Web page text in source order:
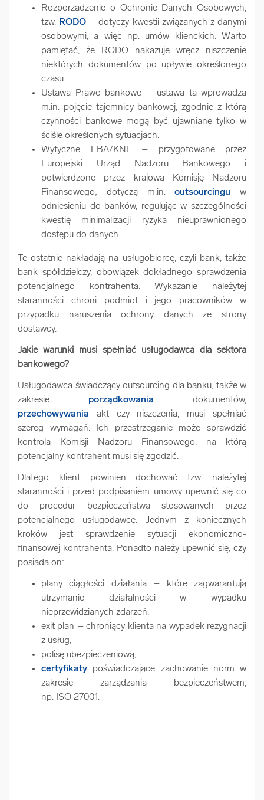
Rozporządzenie o Ochronie Danych Osobowych,
tzw. RODO – dotyczy kwestii związanych z danymi
osobowymi, a więc np. umów klienckich. Warto
pamiętać, że RODO nakazuje wręcz niszczenie
niektórych dokumentów po upływie określonego
czasu.
Ustawa Prawo bankowe – ustawa ta wprowadza
m.in. pojęcie tajemnicy bankowej, zgodnie z którą
czynności bankowe mogą być ujawniane tylko w
ściśle określonych sytuacjach.
Wytyczne EBA/KNF – przygotowane przez
Europejski Urząd Nadzoru Bankowego i
potwierdzone przez krajową Komisję Nadzoru
Finansowego; dotyczą m.in.outsourcingu w
odniesieniu do banków, regulując w szczególności
kwestię minimalizacji ryzyka nieuprawnionego
dostępu do danych.
Te ostatnie nakładają na usługobiorcę, czyli bank, także
bank spółdzielczy, obowiązek dokładnego sprawdzenia
potencjalnego kontrahenta. Wykazanie należytej
staranności chroni podmiot i jego pracowników w
przypadku naruszenia ochrony danych ze strony
dostawcy.
Jakie warunki musi spełniać usługodawca dla sektora
bankowego?
Usługodawca świadczący outsourcing dla banku, także w
zakresie porządkowania dokumentów,
przechowywania akt czy niszczenia, musi spełniać
szereg wymagań. Ich przestrzeganie może sprawdzić
kontrola Komisji Nadzoru Finansowego, na którą
potencjalny kontrahent musi się zgodzić.
Dlatego klient powinien dochować tzw. należytej
staranności i przed podpisaniem umowy upewnić się co
do procedur bezpieczeństwa stosowanych przez
potencjalnego usługodawcę. Jednym z koniecznych
kroków jest sprawdzenie sytuacji ekonomiczno-
finansowej kontrahenta. Ponadto należy upewnić się, czy
posiada on:
plany ciągłości działania – które zagwarantują
utrzymanie działalności w wypadku
nieprzewidzianych zdarzeń,
exit plan – chroniący klienta na wypadek rezygnacji
z usług,
polisę ubezpieczeniową,
certyfikaty poświadczające zachowanie norm w
zakresie zarządzania bezpieczeństwem,
np. ISO 27001.